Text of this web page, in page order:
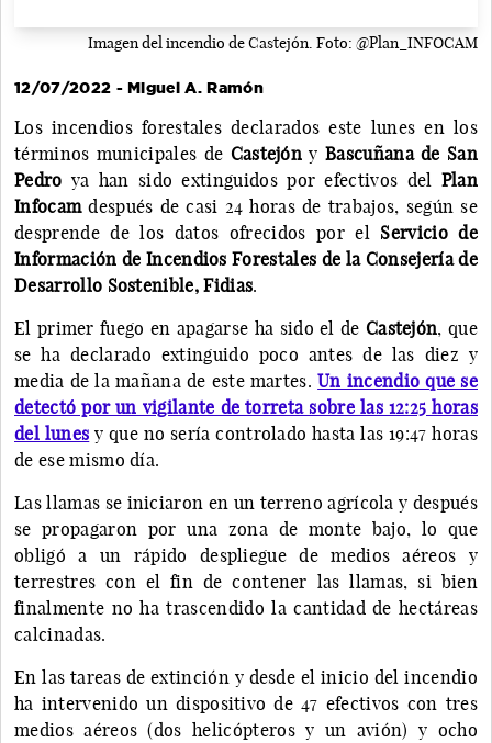
Imagen del incendio de Castejón. Foto: @Plan_INFOCAM
12/07/2022 - Miguel A. Ramón
Los incendios forestales declarados este lunes en los
términos municipales de Castejón y Bascuñana de San
Pedro ya han sido extinguidos por efectivos del Plan
Infocamdespués de casi 24 horas de trabajos, según se
desprende de los datos ofrecidos por el Servicio de
Información de Incendios Forestales de la Consejería de
Desarrollo Sostenible, Fidias.
El primer fuego en apagarse ha sido el de Castejón, que
se ha declarado extinguido poco antes de las diez y
media de la mañana de este martes.Un incendio que se
detectó por un vigilante de torreta sobre las 12:25 horas
del lunes y que no sería controlado hasta las 19:47 horas
de ese mismo día.
Las llamas se iniciaron en un terreno agrícola y después
se propagaron por una zona de monte bajo, lo que
obligó a un rápido despliegue de medios aéreos y
terrestres con el fin de contener las llamas, si bien
finalmente no ha trascendido la cantidad de hectáreas
calcinadas.
En las tareas de extinción y desde el inicio del incendio
ha intervenido un dispositivo de 47 efectivos con tres
medios aéreos (dos helicópteros y un avión) y ocho